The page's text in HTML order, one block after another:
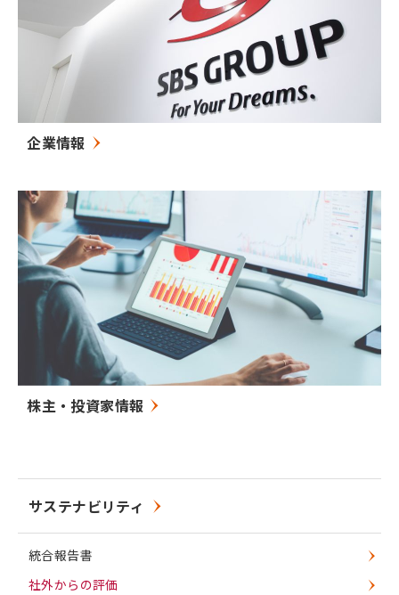
企業情報
株主・投資家情報
サステナビリティ
統合報告書
社外からの評価